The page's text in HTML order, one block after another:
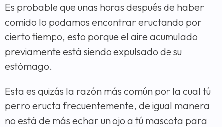
Es probable que unas horas después de haber
comido lo podamos encontrar eructando por
cierto tiempo, esto porque el aire acumulado
previamente está siendo expulsado de su
estómago.
Esta es quizás la razón más común por la cual tú
perro eructa frecuentemente, de igual manera
no está de más echar un ojo a tú mascota para